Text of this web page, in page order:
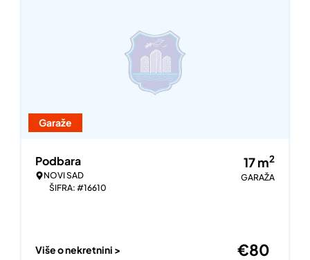
Garaže
Podbara
NOVI SAD
ŠIFRA: #16610
17m2
GARAŽA
Više o nekretnini > €80